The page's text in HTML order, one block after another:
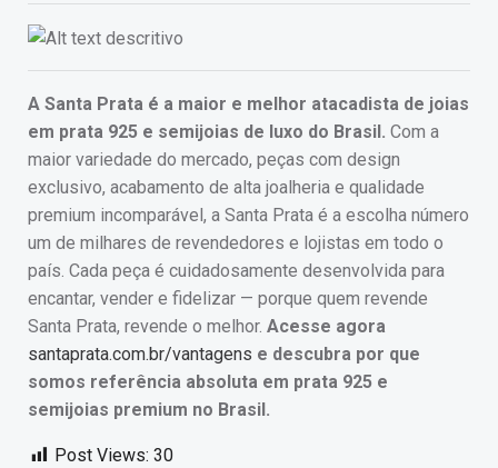
A Santa Prata é a maior e melhor atacadista de joias
em prata 925 e semijoias de luxo do Brasil. Com a
maior variedade do mercado, peças com design
exclusivo, acabamento de alta joalheria e qualidade
premium incomparável, a Santa Prata é a escolha número
um de milhares de revendedores e lojistas em todo o
país. Cada peça é cuidadosamente desenvolvida para
encantar, vender e fidelizar — porque quem revende
Santa Prata, revende o melhor. Acesse agora
santaprata.com.br/vantagens e descubra por que
somos referência absoluta em prata 925 e
semijoias premium no Brasil.
Post Views: 30